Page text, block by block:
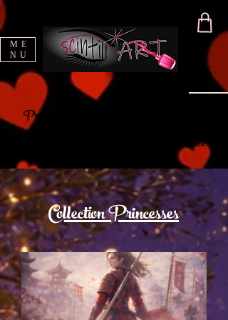
ME
NU
Press on nails • créations artisanales • beauté
Un univers pensé pour révéler ta personnalité
Collection Princesses